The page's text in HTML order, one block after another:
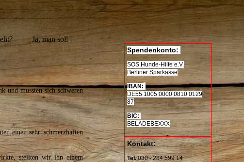
geht? Ja, man soll -
und mussten sich schweren
einer sehr schmerzhaften
stellten wir ihn einem
Spendenkonto:
SOS Hunde-Hilfe e.V.
Berliner Sparkasse
IBAN:
DE55 1005 0000 0810 0129
87
BIC:
BELADEBEXXX
Kontakt:
Tel. 030 - 284 599 14